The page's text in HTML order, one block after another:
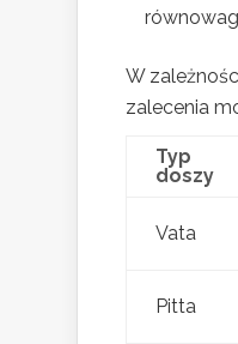
W
zalecenia
Typ
doszy
Vata
Pitta